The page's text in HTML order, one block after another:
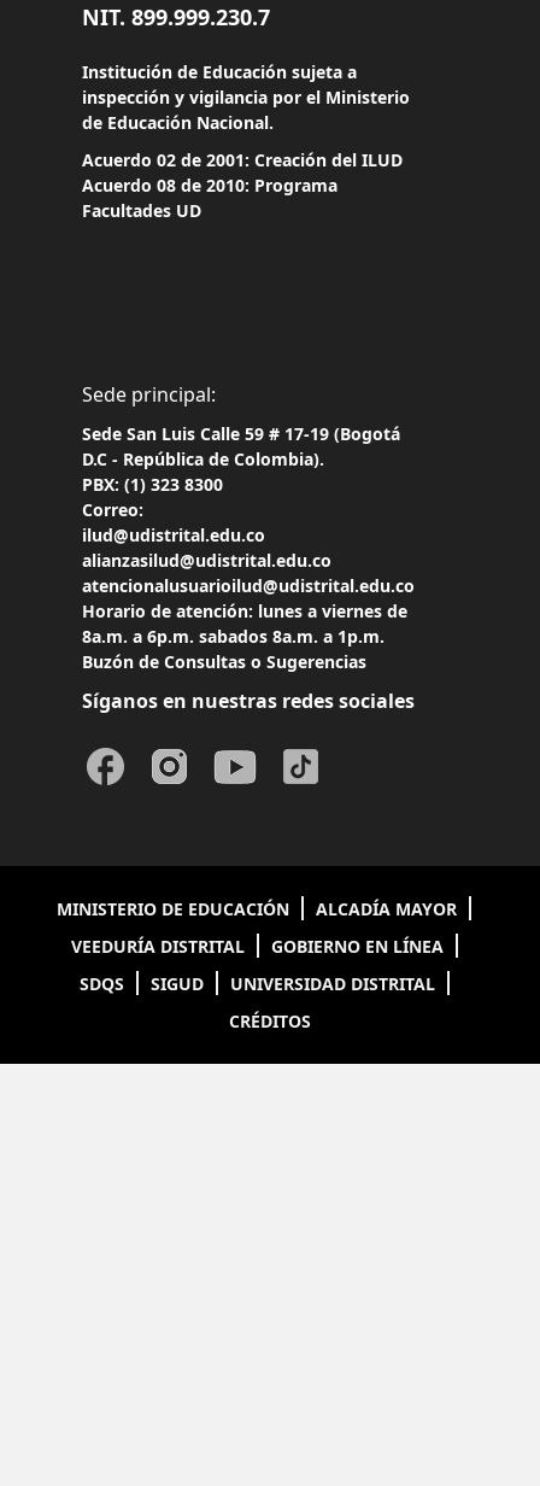
NIT. 899.999.230.7
Institución de Educación sujeta a
inspección y vigilancia por el Ministerio
de Educación Nacional.
Acuerdo 02 de 2001: Creación del ILUD
Acuerdo 08 de 2010: Programa
Facultades UD
Sede principal:
Sede San Luis Calle 59 # 17-19 (Bogotá
D.C - República de Colombia).
PBX: (1) 323 8300
Correo:
ilud@udistrital.edu.co
alianzasilud@udistrital.edu.co
atencionalusuarioilud@udistrital.edu.co
Horario de atención: lunes a viernes de
8a.m. a 6p.m. sabados 8a.m. a 1p.m.
Buzón de Consultas o Sugerencias
Síganos en nuestras redes sociales
MINISTERIO DE EDUCACIÓN
ALCADÍA MAYOR
VEEDURÍA DISTRITAL
GOBIERNO EN LÍNEA
SDQS
SIGUD
UNIVERSIDAD DISTRITAL
CRÉDITOS